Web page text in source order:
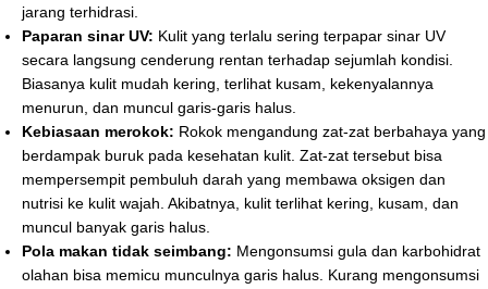
jarang terhidrasi.
Paparan sinar UV: Kulit yang terlalu sering terpapar sinar UV
secara langsung cenderung rentan terhadap sejumlah kondisi.
Biasanya kulit mudah kering, terlihat kusam, kekenyalannya
menurun, dan muncul garis-garis halus.
Kebiasaan merokok: Rokok mengandung zat-zat berbahaya yang
berdampak buruk pada kesehatan kulit. Zat-zat tersebut bisa
mempersempit pembuluh darah yang membawa oksigen dan
nutrisi ke kulit wajah. Akibatnya, kulit terlihat kering, kusam, dan
muncul banyak garis halus.
Pola makan tidak seimbang: Mengonsumsi gula dan karbohidrat
olahan bisa memicu munculnya garis halus. Kurang mengonsumsi